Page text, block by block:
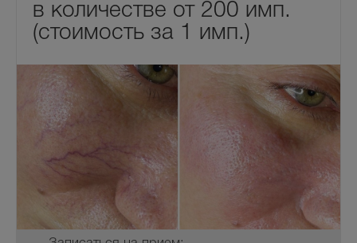
в количестве от 200 имп.
(стоимость за 1 имп.)